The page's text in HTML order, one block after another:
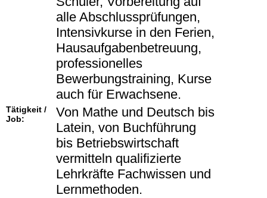
alle Abschlussprüfungen,
Intensivkurse in den Ferien,
Hausaufgabenbetreuung,
professionelles
Bewerbungstraining, Kurse
auch für Erwachsene.
Tätigkeit /
Job:
Von Mathe und Deutsch bis
Latein, von Buchführung
bis Betriebswirtschaft
vermitteln qualifizierte
Lehrkräfte Fachwissen und
Lernmethoden.